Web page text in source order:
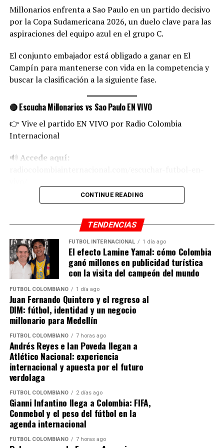
para el mejoramiento de los espacios públicos.
[lbg_audio8_html5_shoutcast settings_id=’2′]
RELATED TOPICS:
UP NEXT
Los meteorólogos niegan que la siembra de nubes haya
causado el diluvio de Dubái
Emigrar a España: estas son las únicas formas de
hacerlo legalmente
Diego Jiménez periodista deportivo colombiano, locutor y
Medellín y enfoque en audiencias en Colombia y Estados
Unidos. Especializado en fútbol colombiano, transmisiones en
vivo y cobertura de ligas nacionales e internacionales. Con
experiencia en radio online y medios digitales, se ha
consolidado como comentarista deportivo, destacándose por
el análisis de partidos, manejo de datos del fútbol, entrevistas
y elaboración de perfiles de jugadores y equipos. Diego
Jiménez periodista es creador de contenido enfocado en
ayudar a los aficionados a escuchar fútbol colombiano en vivo
a través de plataformas digitales.
📺 Transmisión
👉 Exclusiva por el canal de YouTube de Radio Colombia
Millonarios enfrenta a Sao Paulo en un partido decisivo
por la Copa Sudamericana 2026, un duelo clave para las
aspiraciones del equipo azul en el grupo C.
El conjunto embajador está obligado a ganar en El
Campín para mantenerse con vida en la competencia y
buscar la clasificación a la siguiente fase.
🔴 Escucha Millonarios vs Sao Paulo EN VIVO
👉 Vive el partido EN VIVO por Radio Colombia
Internacional
🔊 Accede aquí:
🕢 Colombia: 7:30 PM
🕣 Miami: 8:30 PM
📍 Estadio El Campín
🔥 Así llega Millonarios
El equipo azul suma 3 puntos en el grupo tras una
derrota y una victoria, por lo que necesita ganar para
mantenerse en la pelea.
La baja de Falcao es sensible, pero el regreso de Rodrigo
Contreras le da alternativas en ataque.
⚔️ Así llega Sao Paulo
El equipo brasileño llega con puntaje perfecto y cierta
tranquilidad, además de rotar su nómina, lo que podría
ser aprovechado por Millonarios.
CONTINUE READING
TENDENCIAS
FÚTBOL INTERNACIONAL 1 día ago
El efecto Lamine Yamal: cómo Colombia
ganó millones en publicidad turística
con la visita del campeón del mundo
FÚTBOL COLOMBIANO 1 día ago
Juan Fernando Quintero y el regreso al
DIM: fútbol, identidad y un negocio
millonario para Medellín
FÚTBOL COLOMBIANO 7 horas ago
Andrés Reyes e Ian Poveda llegan a
Atlético Nacional: experiencia
internacional y apuesta por el futuro
verdolaga
FÚTBOL COLOMBIANO 2 días ago
Gianni Infantino llega a Colombia: FIFA,
Conmebol y el peso del fútbol en la
agenda internacional
FÚTBOL COLOMBIANO 7 horas ago